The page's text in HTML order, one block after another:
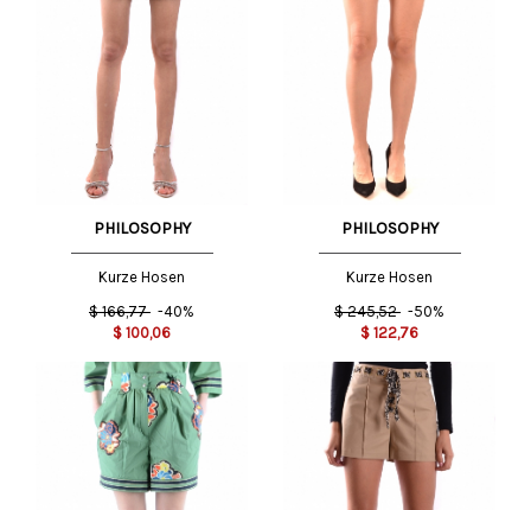
PHILOSOPHY
Kurze Hosen
$ 166,77 -40%
$ 100,06
PHILOSOPHY
Kurze Hosen
$ 245,52 -50%
$ 122,76